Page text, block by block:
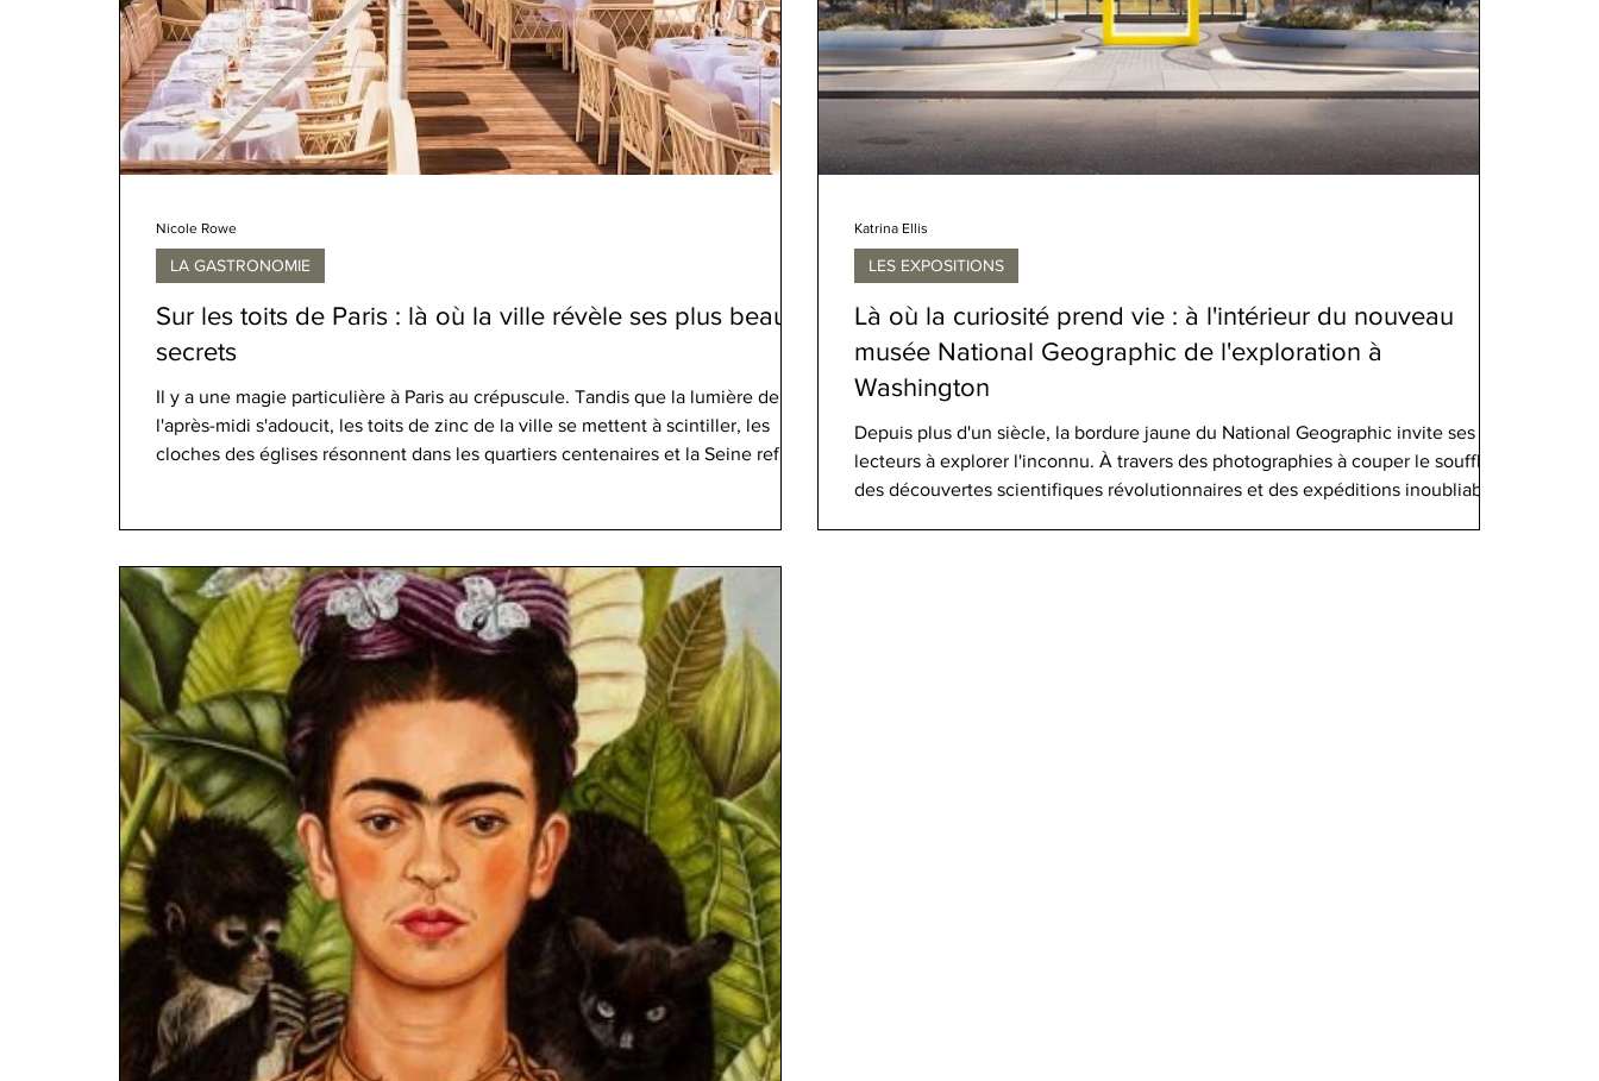
Sur les toits de Paris : là où la ville révèle ses plus beaux
secrets
Il y a une magie particulière à Paris au crépuscule. Tandis que la lumière de
l'après-midi s'adoucit, les toits de zinc de la ville se mettent à scintiller, les
cloches des églises résonnent dans les quartiers centenaires et la Seine reflète
vues de
LA GASTRONOMIE
Nicole Rowe
Là où la curiosité prend vie : à l'intérieur du nouveau
musée National Geographic de l'exploration à
Washington
Depuis plus d'un siècle, la bordure jaune du National Geographic invite ses
lecteurs à explorer l'inconnu. À travers des photographies à couper le souffle,
des découvertes scientifiques révolutionnaires et des expéditions inoubliables,
LES EXPOSITIONS
Katrina Ellis